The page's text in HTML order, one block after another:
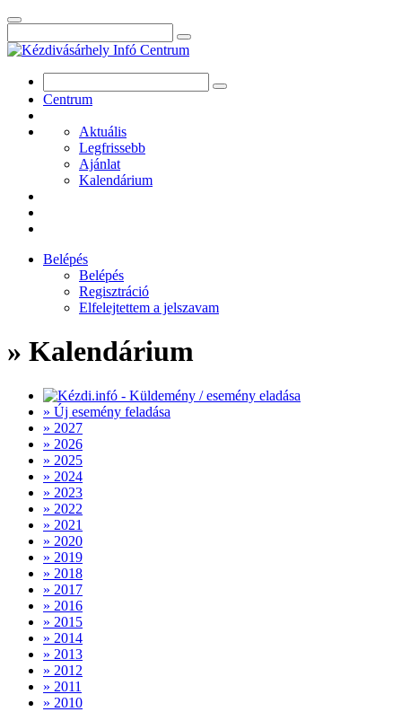
Centrum
Aktuális
Legfrissebb
Ajánlat
Kalendárium
Belépés
Belépés
Regisztráció
Elfelejtettem a jelszavam
» Kalendárium
» Új esemény feladása
» 2027
» 2026
» 2025
» 2024
» 2023
» 2022
» 2021
» 2020
» 2019
» 2018
» 2017
» 2016
» 2015
» 2014
» 2013
» 2012
» 2011
» 2010